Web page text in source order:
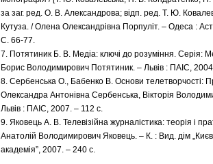
за заг. ред. О. В. Александрова; відп. ред. Т. Ю.
Кутуза. / Олена Олександрівна Порпуліт. – Одеса :
С. 66-77.
7. Потятиник Б. В. Медіа: ключі до розуміння. Серія:
Борис Володимирович Потятиник. – Львів : ПАІС,
8. Сербенська О., Бабенко В. Основи телетворчості:
Олександра Антонівна Сербенська, Вікторія
Львів : ПАІС, 2007. – 112 с.
9. Яковець А. В. Телевізійна журналістика: теорія і
Анатолій Володимирович Яковець. – К. : Вид. дім
академія”, 2007. – 240 с.